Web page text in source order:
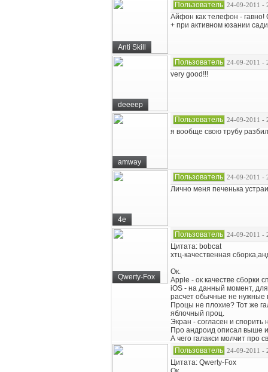
Anti Skill
Пользователь 24-09-2011 -
Айфон как телефон -
+ при активном юзании
deeeep
Пользователь 24-09-2011 -
very good!!!
amway
Пользователь 24-09-2011 -
я вообще свою трубу
4e
Пользователь 24-09-2011 -
Лично меня печенька
Qwerty-Fox
Пользователь 24-09-2011 -
Цитата: bobcat
хтц-качественная
Ок.
Apple - ок качестве сборки
iOS - на данный момент,
расчет обычные не нужные
Процы не плохие? Тот же
яблочный проц.
Экран - согласен и спорить
Про андроид описал выше
А чего галакси молчит про
Пользователь 24-09-2011 -
Цитата: Qwerty-Fox